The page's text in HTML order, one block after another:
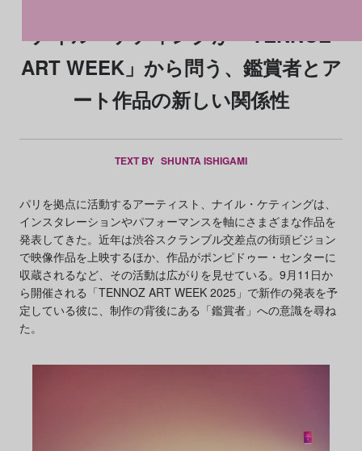
ナイル・ケティングが「TENNOZ
ART WEEK」から問う、鑑賞者とア
ート作品の新しい関係性
TEXT BY SHUNTA ISHIGAMI
パリを拠点に活動するアーティスト、ナイル・ケティングは、
インスタレーションやパフォーマンスを軸にさまざまな作品を
発表してきた。近年は渋谷スクランブル交差点の街頭ビジョン
で映像作品を上映するほか、作品がポンピドゥー・センターに
収蔵されるなど、その活動は広がりを見せている。9月11日か
ら開催される「TENNOZ ART WEEK 2025」で新作の発表を予
定している彼に、制作の背後にある「鑑賞者」への意識を尋ね
た。